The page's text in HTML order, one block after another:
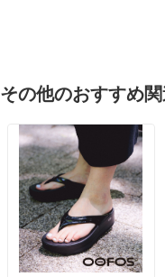
その他のおすすめ